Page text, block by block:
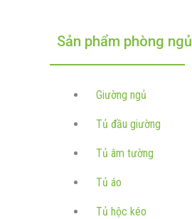
Sản phẩm phòng ngủ
Giường ngủ
Tủ đầu giường
Tủ âm tường
Tủ áo
Tủ hộc kéo